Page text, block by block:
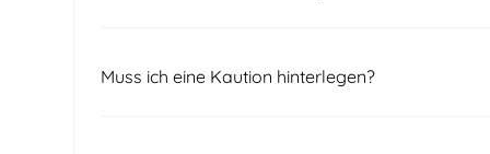
um den endgültigen Preis und die Verfügbarkeit
Muss ich eine Kaution hinterlegen?